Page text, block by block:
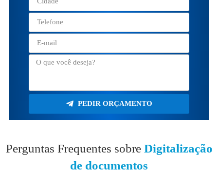
PEDIR ORÇAMENTO
Perguntas Frequentes sobre Digitalização
de documentos